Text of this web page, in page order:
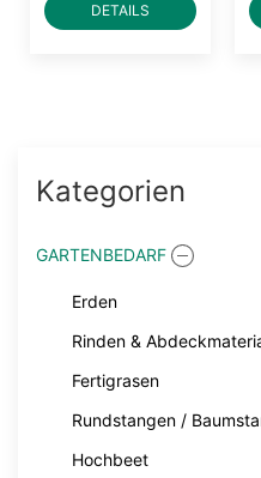
DETAILS
Kategorien
GARTENBEDARF
Erden
Rinden &
Fertigrasen
Rundstangen /
Hochbeet